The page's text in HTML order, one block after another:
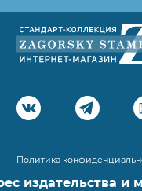
Политика
издательства и